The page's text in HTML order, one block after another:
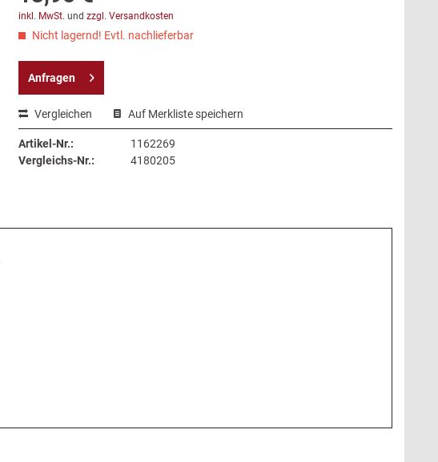
inkl. MwSt. und zzgl. Versandkosten
Nicht lagernd! Evtl. nachlieferbar
Anfragen
Vergleichen Auf Merkliste speichern
Artikel-Nr.:
1162269
Vergleichs-Nr.:
4180205